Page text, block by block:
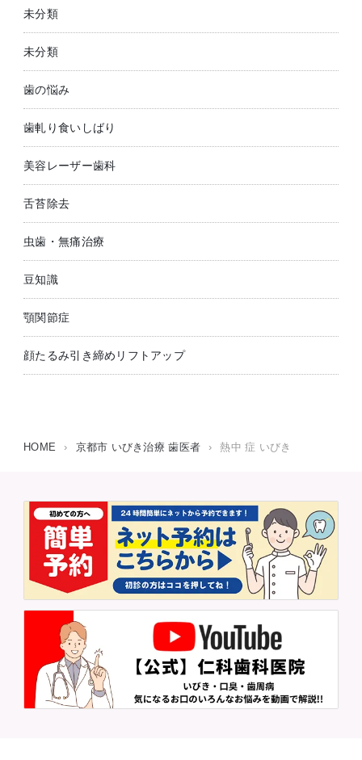
未分類
未分類
歯の悩み
歯軋り食いしばり
美容レーザー歯科
舌苔除去
虫歯・無痛治療
豆知識
顎関節症
顔たるみ引き締めリフトアップ
HOME › 京都市 いびき治療 歯医者 › 熱中 症 いびき